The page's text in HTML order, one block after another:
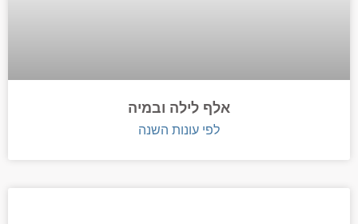
אלף לילה ובמיה
לפי עונות השנה